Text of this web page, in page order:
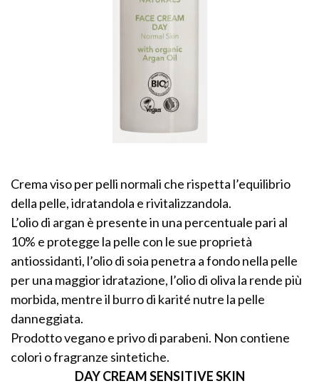
Crema viso per pelli normali che rispetta l’equilibrio
della pelle, idratandola e rivitalizzandola.
L’olio di argan è presente in una percentuale pari al
10% e protegge la pelle con le sue proprietà
antiossidanti, l’olio di soia penetra a fondo nella pelle
per una maggior idratazione, l’olio di oliva la rende più
morbida, mentre il burro di karité nutre la pelle
danneggiata.
Prodotto vegano e privo di parabeni. Non contiene
colori o fragranze sintetiche.
DAY CREAM SENSITIVE SKIN